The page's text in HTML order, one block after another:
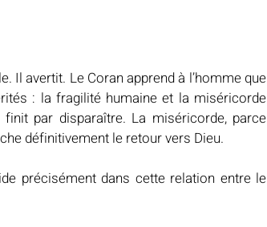
Il avertit. Le Coran apprend à l’homme que
: la fragilité humaine et la miséricorde
par disparaître. La miséricorde, parce
définitivement le retour vers Dieu.
précisément dans cette relation entre le